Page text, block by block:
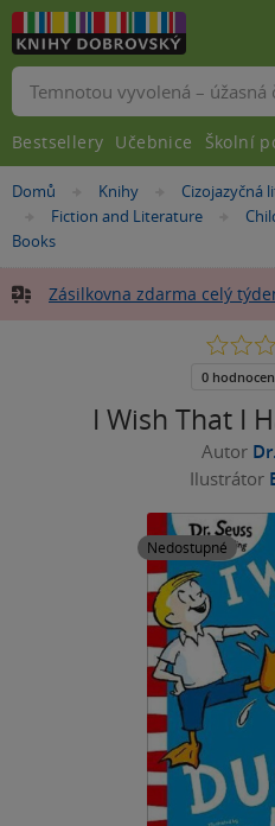
Nacházíte
zde:
Domů »Knihy »Cizojazyčná
»Fiction and Literature »
Books
Zásilkovna zdarma celý
I Wish That I
Autor
Ilustrátor
Nedostupné
0.0
5
0
Vyhledávání
Bestsellery Učebnice Školní